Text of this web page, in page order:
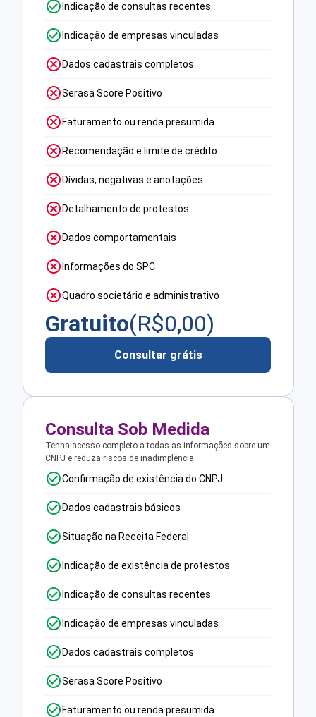
Indicação de consultas recentes
Indicação de empresas vinculadas
Dados cadastrais completos
Serasa Score Positivo
Faturamento ou renda presumida
Recomendação e limite de crédito
Dívidas, negativas e anotações
Detalhamento de protestos
Dados comportamentais
Informações do SPC
Quadro societário e administrativo
Gratuito(R$0,00)
Consultar grátis
Consulta Sob Medida
Tenha acesso completo a todas as informações sobre um
CNPJ e reduza riscos de inadimplência.
Confirmação de existência do CNPJ
Dados cadastrais básicos
Situação na Receita Federal
Indicação de existência de protestos
Indicação de consultas recentes
Indicação de empresas vinculadas
Dados cadastrais completos
Serasa Score Positivo
Faturamento ou renda presumida